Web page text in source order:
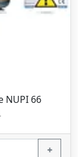
NUPI 66
+